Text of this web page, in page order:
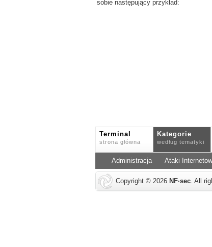
sobie następujący przykład:
Terminal
strona główna
Kategorie
według tematyki
Administracja Ataki
Copyright © 2026 NF·sec. All